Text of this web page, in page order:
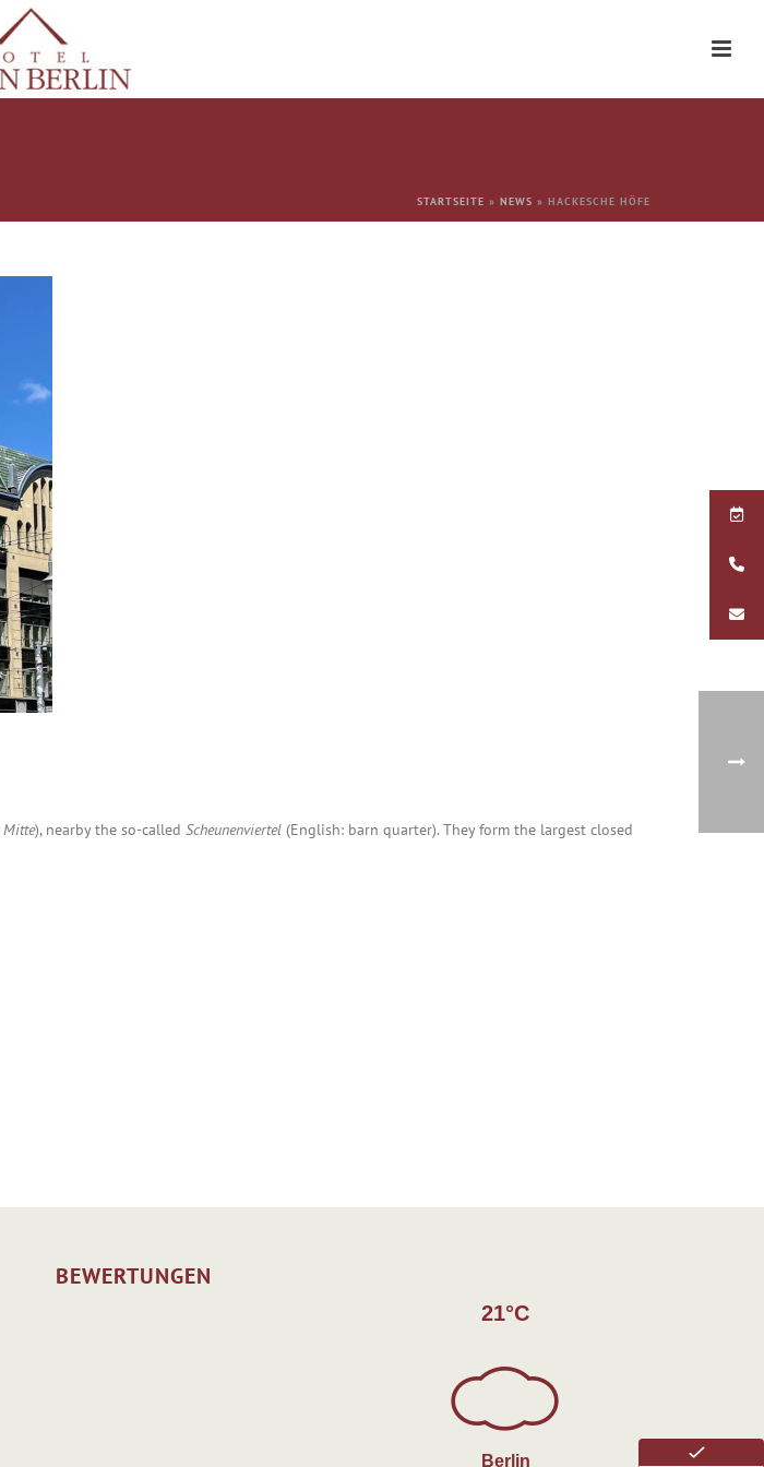
STARTSEITE » NEWS » HACKESCHE HÖFE
Mitte), nearby the so-called Scheunenviertel (English: barn quarter). They form the largest closed
BEWERTUNGEN
21°C
Berlin